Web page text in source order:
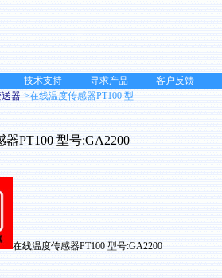
技术支持 寻求产品
客户反馈
器->在线温度传感器PT100 型
器PT100 型号:GA2200
在线温度传感器PT100 型号:GA2200